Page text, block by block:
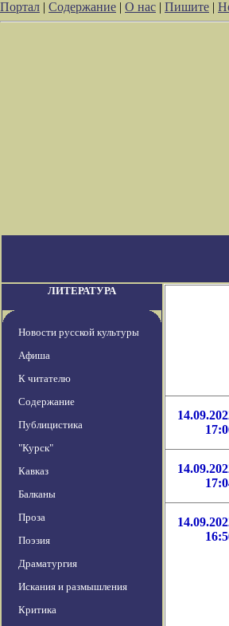
Портал | Содержание | О нас | Пишите |
ЛИТЕРАТУРА
Новости русской культуры
Афиша
К читателю
Содержание
Публицистика
"Курск"
Кавказ
Балканы
Проза
Поэзия
Драматургия
Искания и размышления
Критика